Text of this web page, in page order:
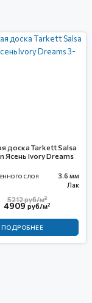
доска Tarkett Salsa
Ясень Ivory Dreams
слоя
3.6 мм
Лак
4909руб/м2
5212руб/м2
ПОДРОБНЕЕ